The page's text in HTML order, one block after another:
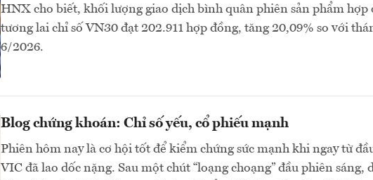
HNX cho biết, khối lượng giao dịch bình quân phiên sản phẩm hợp
tương lai chỉ số VN30 đạt 202.911 hợp đồng, tăng 20,09% so với
6/2026.
Blog chứng khoán: Chỉ số yếu, cổ phiếu mạnh
Phiên hôm nay là cơ hội tốt để kiểm chứng sức mạnh khi ngay từ
VIC đã lao dốc nặng. Sau một chút “loạng choạng” đầu phiên sáng,